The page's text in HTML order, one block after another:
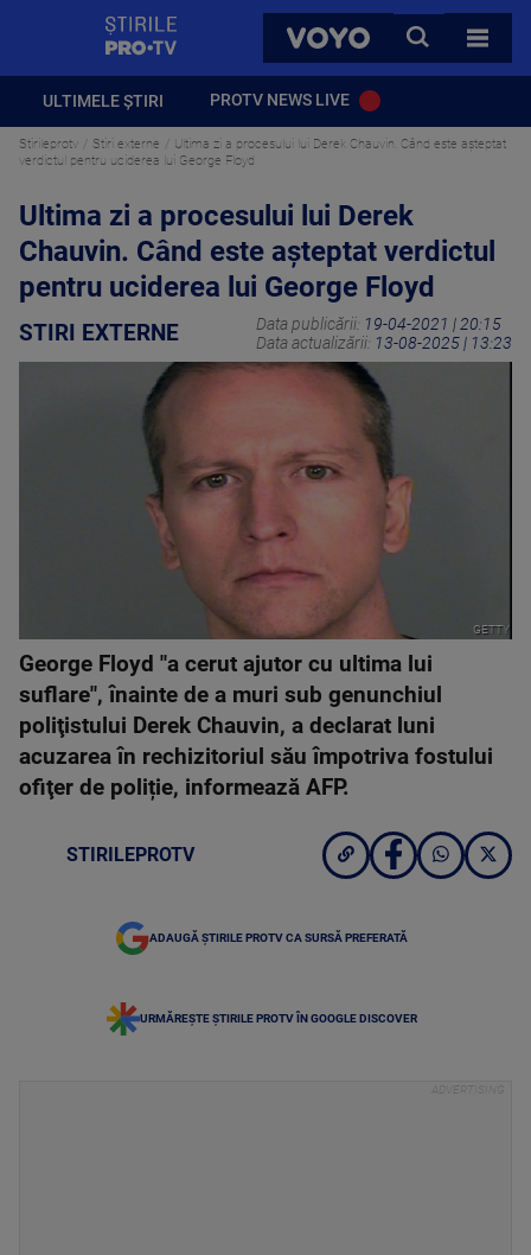
VOYO
CAUTA
TOATE
ULTIMELE ȘTIRI PROTV NEWS LIVE
Stirileprotv Stiri externe
Ultima zi a procesului lui Derek Chauvin. Când este așteptat
verdictul pentru uciderea lui George Floyd
Ultima zi a procesului lui Derek
Chauvin. Când este așteptat verdictul
pentru uciderea lui George Floyd
STIRI EXTERNE Data publicării: 19-04-2021 | 20:15
Data actualizării: 13-08-2025 | 13:23
GETTY
George Floyd "a cerut ajutor cu ultima lui
suflare", înainte de a muri sub genunchiul
poliţistului Derek Chauvin, a declarat luni
acuzarea în rechizitoriul său împotriva fostului
ofiţer de poliție, informează AFP.
STIRILEPROTV
ADAUGĂ ȘTIRILE PROTV CA SURSĂ PREFERATĂ
URMĂREȘTE ȘTIRILE PROTV ÎN GOOGLE DISCOVER